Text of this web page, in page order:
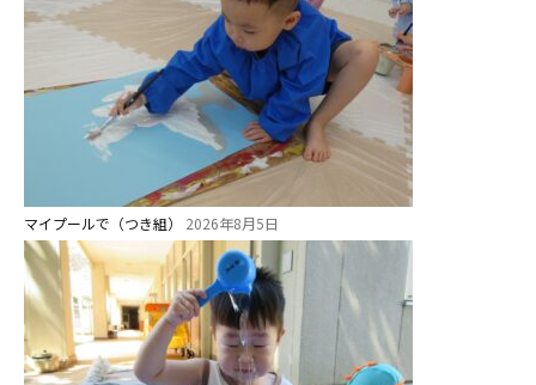
マイプールで（つき組） 2026年8月5日